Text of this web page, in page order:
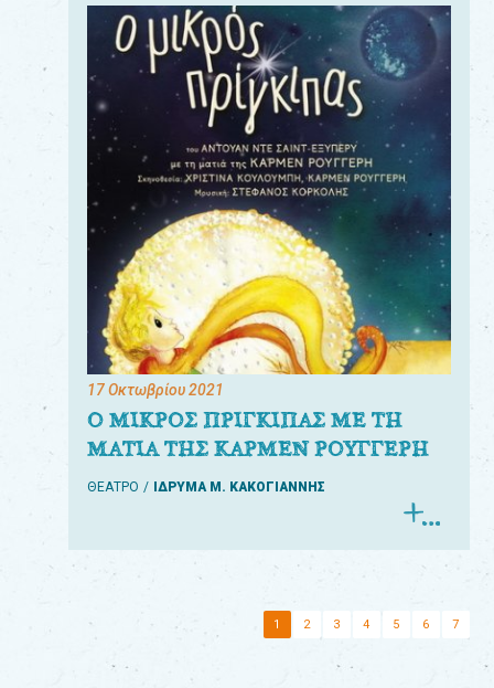
17 Οκτωβρίου 2021
Ο ΜΙΚΡΟΣ ΠΡΙΓΚΙΠΑΣ ΜΕ ΤΗ
ΜΑΤΙΑ ΤΗΣ ΚΑΡΜΕΝ ΡΟΥΓΓΕΡΗ
ΘΕΑΤΡΟ ΙΔΡΥΜΑ Μ. ΚΑΚΟΓΙΑΝΝΗΣ
1 2 3 4 5 6 7